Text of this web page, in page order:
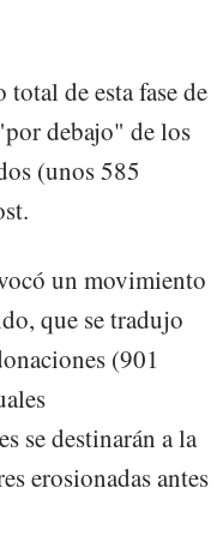
de esta fase de
debajo" de los
(unos 585
un movimiento
que se tradujo
(901
se destinarán a la
erosionadas antes